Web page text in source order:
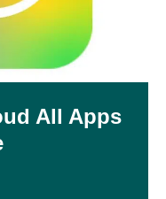
All Apps